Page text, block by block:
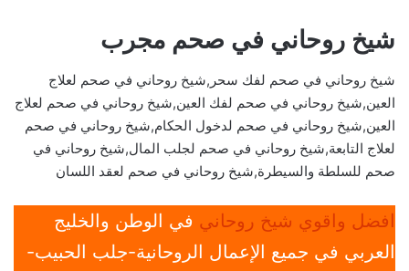
شيخ روحاني في صحم مجرب
شيخ روحاني في صحم لفك سحر,شيخ روحاني في صحم لعلاج
العين,شيخ روحاني في صحم لفك العين,شيخ روحاني في صحم لعلاج
العين,شيخ روحاني في صحم لدخول الحكام,شيخ روحاني في صحم
لعلاج التابعة,شيخ روحاني في صحم لجلب المال,شيخ روحاني في
صحم للسلطة والسيطرة,شيخ روحاني في صحم لعقد اللسان
افضل واقوي شيخ روحاني في الوطن والخليج
العربي في جميع الإعمال الروحانية-جلب الحبيب-